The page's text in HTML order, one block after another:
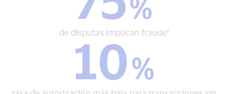
de
disputas
implican
fraude¹
de disputas implican fraude¹
10
%
tasa
de
autorización
10%